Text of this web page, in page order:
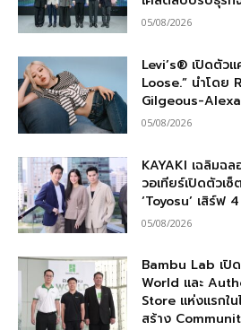
05/08/2026
Levi’s® เปิดตัว
Loose.” นำโดย
Gilgeous-
05/08/2026
KAYAKI เฉลิมฉ
วอเทียร์เปิดตัวเซ็
‘Toyosu’ เสิร์ฟ
05/08/2026
Bambu Lab เปิ
World และ
Store แห่งแรกใ
สร้าง